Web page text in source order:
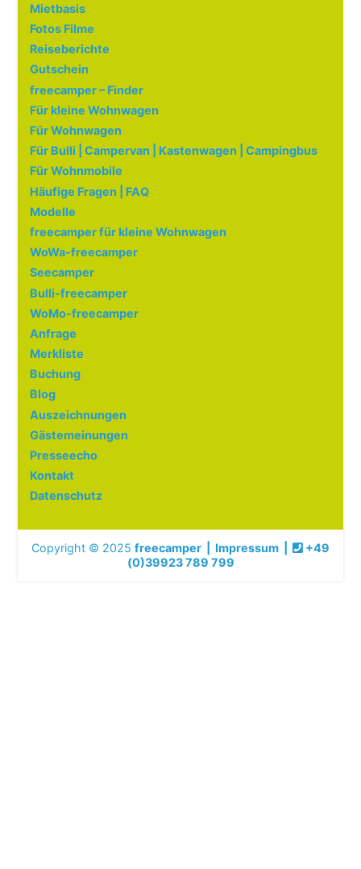
Mietbasis
Fotos Filme
Reiseberichte
Gutschein
freecamper – Finder
Für kleine Wohnwagen
Für Wohnwagen
Für Bulli | Campervan | Kastenwagen | Campingbus
Für Wohnmobile
Häufige Fragen | FAQ
Modelle
freecamper für kleine Wohnwagen
WoWa-freecamper
Seecamper
Bulli-freecamper
WoMo-freecamper
Anfrage
Merkliste
Buchung
Blog
Auszeichnungen
Gästemeinungen
Presseecho
Kontakt
Datenschutz
Copyright © 2025 freecamper Impressum
+49
(0)39923 789 799